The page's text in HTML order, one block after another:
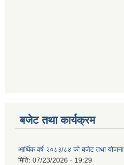
बजेट तथा कार्यक्रम
आर्थिक वर्ष २०८३/८४ को बजेट तथा योजना
मिति: 07/23/2026 - 19:29